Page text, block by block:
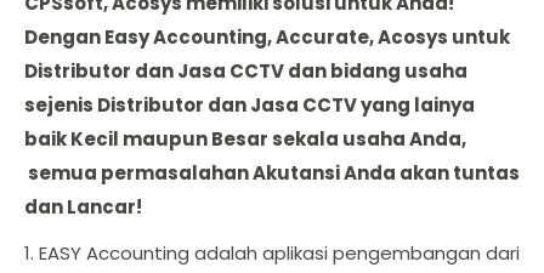
Dengan Easy Accounting, Accurate, Acosys untuk
Distributor dan Jasa CCTV dan bidang usaha
sejenis Distributor dan Jasa CCTV yang lainya
baik Kecil maupun Besar sekala usaha Anda,
semua permasalahan Akutansi Anda akan tuntas
dan Lancar!
1. EASY Accounting adalah aplikasi pengembangan dari